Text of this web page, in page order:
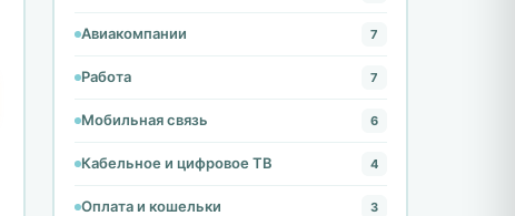
Авиакомпании 7
Работа 7
Мобильная связь 6
Кабельное и цифровое ТВ 4
Оплата и кошельки 3